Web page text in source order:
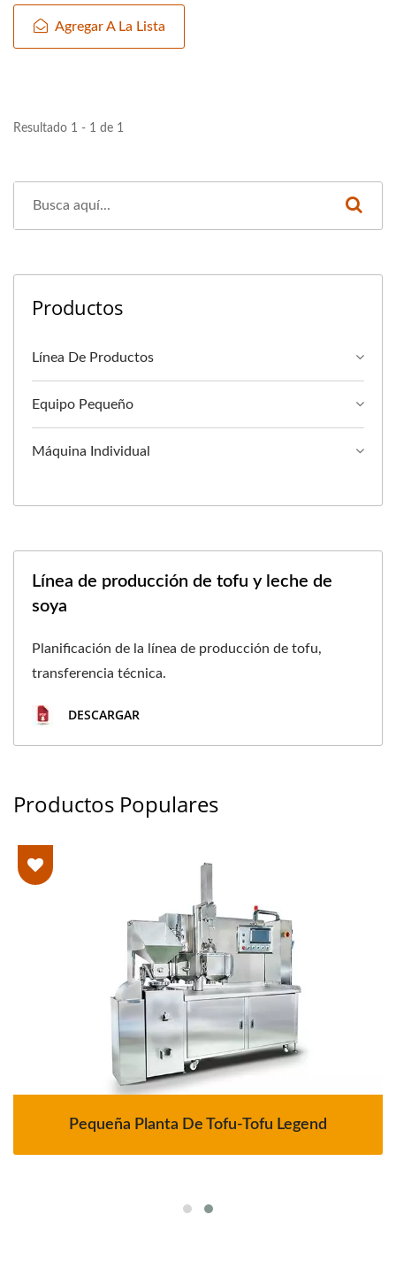
Agregar A La Lista
Resultado 1 - 1 de 1
Productos
Línea De Productos
Equipo Pequeño
Máquina Individual
Línea de producción de tofu y leche de
soya
Planificación de la línea de producción de tofu,
transferencia técnica.
DESCARGAR
Productos Populares
Pequeña Planta De Tofu-Tofu Legend